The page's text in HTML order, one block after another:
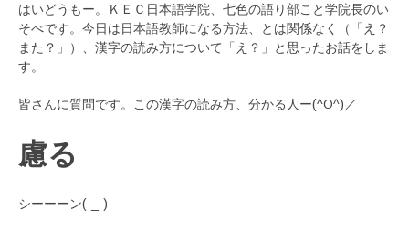
はいどうもー。ＫＥＣ日本語学院、七色の語り部こと学院長のい
そべです。今日は日本語教師になる方法、とは関係なく（「え？
また？」）、漢字の読み方について「え？」と思ったお話をしま
す。
皆さんに質問です。この漢字の読み方、分かる人ー(^O^)／
慮る
シーーーン(-_-)